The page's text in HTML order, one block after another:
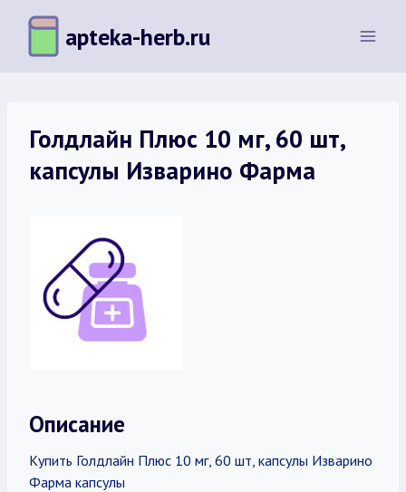
Перейти
содержимому
apteka-herb.ru
Голдлайн Плюс 10 мг, 60 шт,
капсулы Изварино Фарма
Описание
Купить Голдлайн Плюс 10 мг, 60 шт, капсулы Изварино
Фарма капсулы